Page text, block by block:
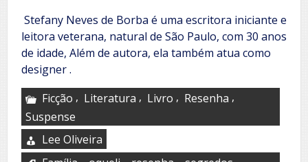
Stefany Neves de Borba é uma escritora iniciante e
leitora veterana, natural de São Paulo, com 30 anos
de idade, Além de autora, ela também atua como
designer .
Ficção , Literatura , Livro , Resenha ,
Suspense
Lee Oliveira